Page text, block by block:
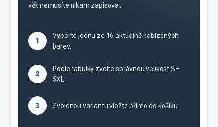
věk nemusíte nikam zapisovat.
1
Vyberte jednu ze 16 aktuálně nabízených
barev.
2
Podle tabulky zvolte správnou velikost S–
5XL.
3 Zvolenou variantu vložte přímo do košíku.